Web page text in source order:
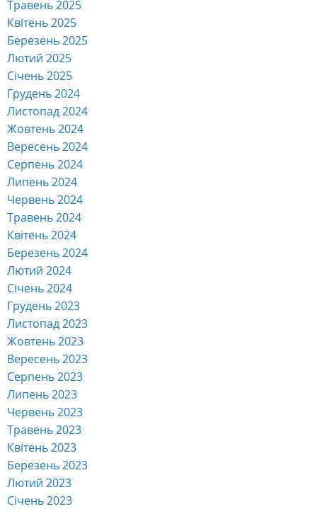
Травень 2025
Квітень 2025
Березень 2025
Лютий 2025
Січень 2025
Грудень 2024
Листопад 2024
Жовтень 2024
Вересень 2024
Серпень 2024
Липень 2024
Червень 2024
Травень 2024
Квітень 2024
Березень 2024
Лютий 2024
Січень 2024
Грудень 2023
Листопад 2023
Жовтень 2023
Вересень 2023
Серпень 2023
Липень 2023
Червень 2023
Травень 2023
Квітень 2023
Березень 2023
Лютий 2023
Січень 2023